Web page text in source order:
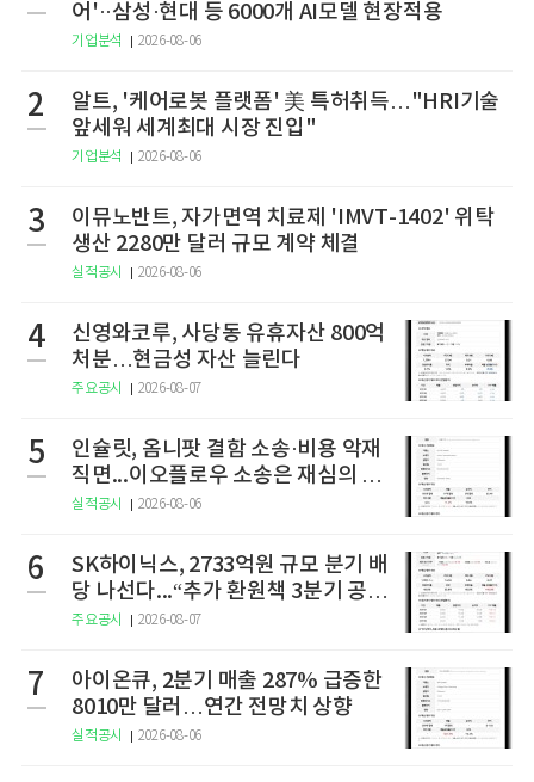
어'··삼성·현대 등 6000개 AI모델 현장적용
기업분석 2026-08-06
2
알트, '케어로봇 플랫폼' 美 특허취득…"HRI기술
앞세워 세계최대 시장 진입"
기업분석 2026-08-06
3
이뮤노반트, 자가면역 치료제 'IMVT-1402' 위탁
생산 2280만 달러 규모 계약 체결
실적공시 2026-08-06
4
신영와코루, 사당동 유휴자산 800억
처분…현금성 자산 늘린다
주요공시 2026-08-07
5
인슐릿, 옴니팟 결함 소송·비용 악재
직면...이오플로우 소송은 재심의 청
구
실적공시 2026-08-06
6
SK하이닉스, 2733억원 규모 분기 배
당 나선다...“추가 환원책 3분기 공
개”
주요공시 2026-08-07
7
아이온큐, 2분기 매출 287% 급증한
8010만 달러…연간 전망치 상향
실적공시 2026-08-06